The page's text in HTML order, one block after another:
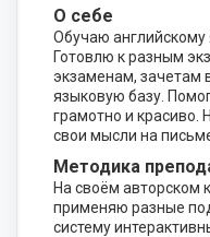
О себе
Обучаю английскому
Готовлю к разным
экзаменам, зачетам
языковую базу.
грамотно и красиво.
свои мысли на
Методика
На своём авторском
применяю разные
систему